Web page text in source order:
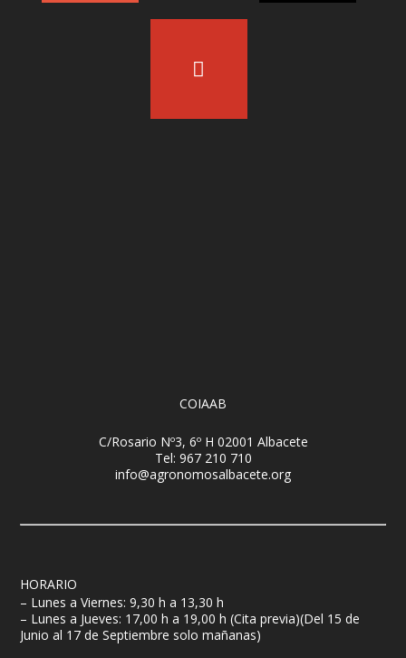
COIAAB
C/Rosario Nº3, 6º H 02001 Albacete
Tel: 967 210 710
info@agronomosalbacete.org
HORARIO
– Lunes a Viernes: 9,30 h a 13,30 h
– Lunes a Jueves: 17,00 h a 19,00 h (Cita previa)(Del 15 de
Junio al 17 de Septiembre solo mañanas)